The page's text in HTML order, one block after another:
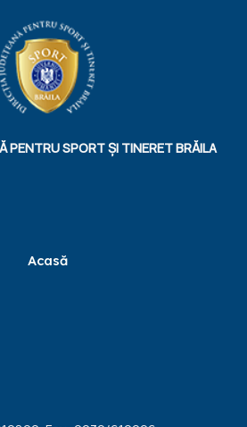
PENTRU SPORT ȘI TINERET BRĂILA
Acasă